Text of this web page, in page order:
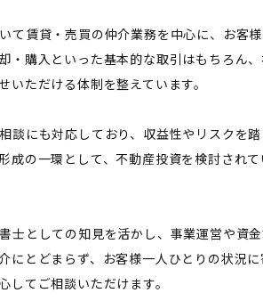
て賃貸・売買の仲介業務を中心に、お客
・購入といった基本的な取引はもちろん
いただける体制を整えています。
談にも対応しており、収益性やリスクを
成の一環として、不動産投資を検討され
士としての知見を活かし、事業運営や資
にとどまらず、お客様一人ひとりの状況
してご相談いただけます。